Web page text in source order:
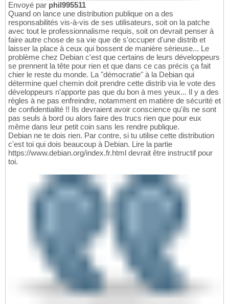
Envoyé par phil995511
Quand on lance une distribution publique on a des
responsabilités vis-à-vis de ses utilisateurs, soit on la patche
avec tout le professionnalisme requis, soit on devrait penser à
faire autre chose de sa vie que de s'occuper d'une distrib et
laisser la place à ceux qui bossent de manière sérieuse... Le
problème chez Debian c'est que certains de leurs développeurs
se prennent la tête pour rien et que dans ce cas précis ça fait
chier le reste du monde. La "démocratie" à la Debian qui
détermine quel chemin doit prendre cette distrib via le vote des
développeurs n'apporte pas que du bon à mes yeux... Il y a des
règles à ne pas enfreindre, notamment en matière de sécurité et
de confidentialité !! Ils devraient avoir conscience qu'ils ne sont
pas seuls à bord ou alors faire des trucs rien que pour eux
même dans leur petit coin sans les rendre publique.
Debian ne te dois rien. Par contre, si tu utilise cette distribution
c'est toi qui dois beaucoup à Debian. Lire la partie
https://www.debian.org/index.fr.html devrait être instructif pour
toi.